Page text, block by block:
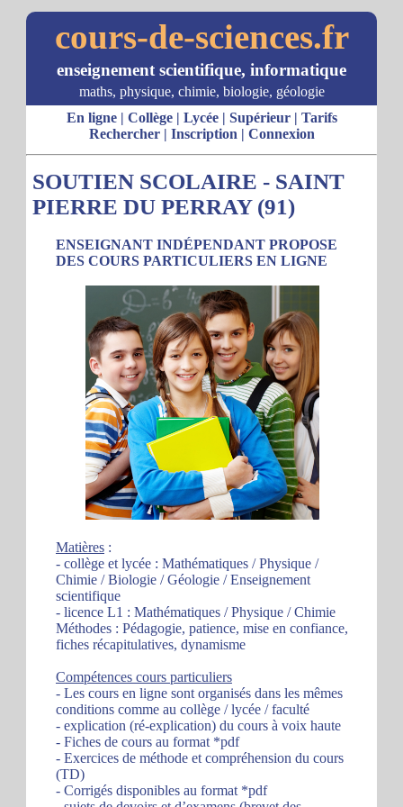
cours-de-sciences.fr
enseignement scientifique, informatique
maths, physique, chimie, biologie, géologie
En ligne| Collège| Lycée| Supérieur| Tarifs
Rechercher| Inscription | Connexion
SOUTIEN SCOLAIRE - SAINT
PIERRE DU PERRAY (91)
ENSEIGNANT INDÉPENDANT PROPOSE
DES COURS PARTICULIERS EN LIGNE
Matières :
- collège et lycée : Mathématiques / Physique /
Chimie / Biologie / Géologie / Enseignement
scientifique
- licence L1 : Mathématiques / Physique / Chimie
Méthodes : Pédagogie, patience, mise en confiance,
fiches récapitulatives, dynamisme
Compétences cours particuliers
- Les cours en ligne sont organisés dans les mêmes
conditions comme au collège / lycée / faculté
- explication (ré-explication) du cours à voix haute
- Fiches de cours au format *pdf
- Exercices de méthode et compréhension du cours
(TD)
- Corrigés disponibles au format *pdf